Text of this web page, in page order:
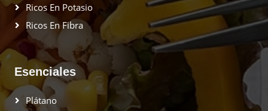
Ricos En Potasio
Ricos En Fibra
Esenciales
Plátano